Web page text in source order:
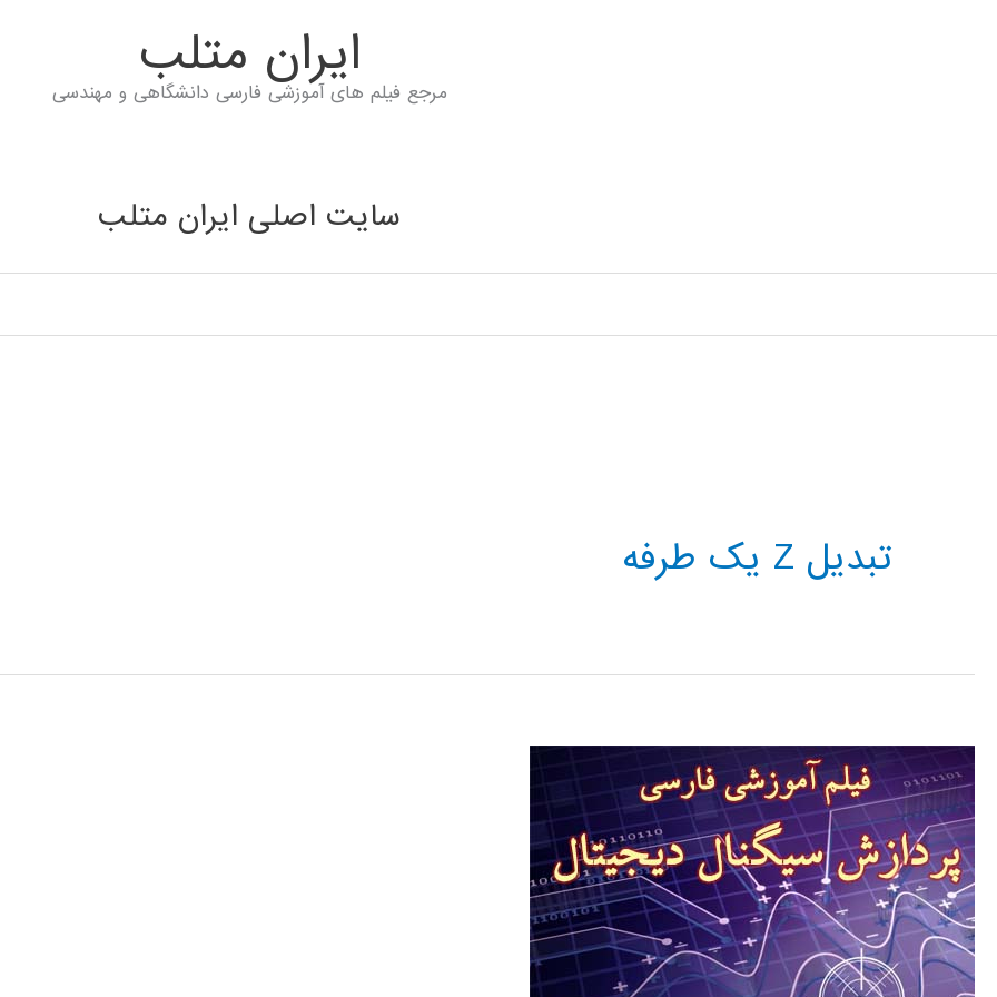
ايران متلب
مرجع فیلم های آموزشی فارسی دانشگاهی و مهندسی
سایت اصلی ایران متلب
تبدیل Z یک طرفه